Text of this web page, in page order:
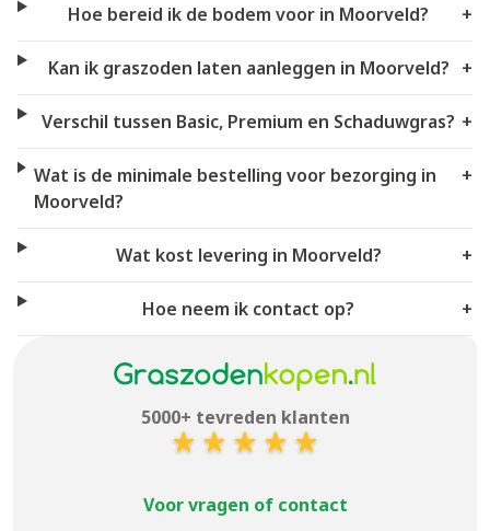
Hoe bereid ik de bodem voor in Moorveld? +
Kan ik graszoden laten aanleggen in Moorveld? +
Verschil tussen Basic, Premium en Schaduwgras? +
Wat is de minimale bestelling voor bezorging in
Moorveld?
+
Wat kost levering in Moorveld? +
Hoe neem ik contact op? +
5000+ tevreden klanten
Voor vragen of contact